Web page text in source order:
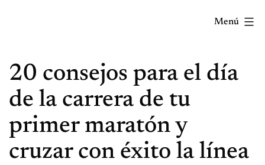
mola...
lo
sabes!
Menú
20 consejos para el día
de la carrera de tu
primer maratón y
cruzar con éxito la línea